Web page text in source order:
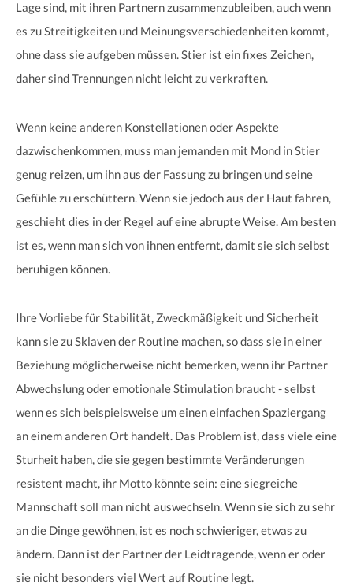
Lage sind, mit ihren Partnern zusammenzubleiben, auch wenn
es zu Streitigkeiten und Meinungsverschiedenheiten kommt,
ohne dass sie aufgeben müssen. Stier ist ein fixes Zeichen,
daher sind Trennungen nicht leicht zu verkraften.
Wenn keine anderen Konstellationen oder Aspekte
dazwischenkommen, muss man jemanden mit Mond in Stier
genug reizen, um ihn aus der Fassung zu bringen und seine
Gefühle zu erschüttern. Wenn sie jedoch aus der Haut fahren,
geschieht dies in der Regel auf eine abrupte Weise. Am besten
ist es, wenn man sich von ihnen entfernt, damit sie sich selbst
beruhigen können.
Ihre Vorliebe für Stabilität, Zweckmäßigkeit und Sicherheit
kann sie zu Sklaven der Routine machen, so dass sie in einer
Beziehung möglicherweise nicht bemerken, wenn ihr Partner
Abwechslung oder emotionale Stimulation braucht - selbst
wenn es sich beispielsweise um einen einfachen Spaziergang
an einem anderen Ort handelt. Das Problem ist, dass viele eine
Sturheit haben, die sie gegen bestimmte Veränderungen
resistent macht, ihr Motto könnte sein: eine siegreiche
Mannschaft soll man nicht auswechseln. Wenn sie sich zu sehr
an die Dinge gewöhnen, ist es noch schwieriger, etwas zu
ändern. Dann ist der Partner der Leidtragende, wenn er oder
sie nicht besonders viel Wert auf Routine legt.